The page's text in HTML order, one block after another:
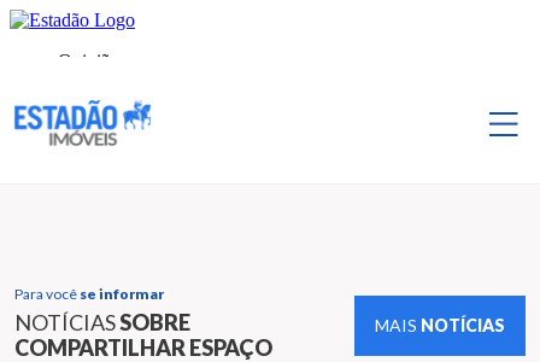
Para você se informar
NOTÍCIASSOBRE
COMPARTILHAR ESPAÇO
MAIS NOTÍCIAS